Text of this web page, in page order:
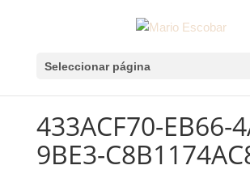
Seleccionar página
433ACF70-EB66-
9BE3-